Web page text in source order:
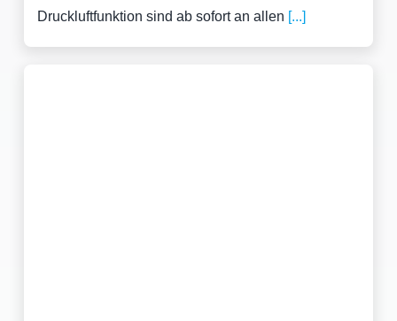
Druckluftfunktion sind ab sofort an allen [...]